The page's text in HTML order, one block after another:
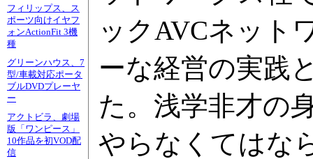
フィリップス、ス
ポーツ向けイヤフ
ォンActionFit 3機
種
グリーンハウス、7
型/車載対応ポータ
ブルDVDプレーヤ
ー
アクトビラ、劇場
版「ワンピース」
10作品を初VOD配
信
ックAVCネット
ーな経営の実践
た。浅学非才の
やらなくてはな